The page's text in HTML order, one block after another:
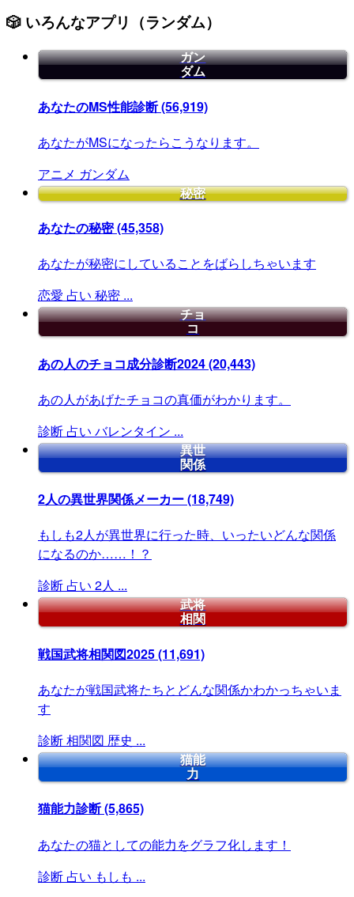
🎲 いろんなアプリ（ランダム）
ガン
ダム
あなたのMS性能診断(56,919)
あなたがMSになったらこうなります。
アニメ ガンダム
秘密
あなたの秘密(45,358)
あなたが秘密にしていることをばらしちゃいます
恋愛 占い 秘密 ...
チョ
コ
あの人のチョコ成分診断2024(20,443)
あの人があげたチョコの真価がわかります。
診断 占い バレンタイン ...
異世
関係
2人の異世界関係メーカー(18,749)
もしも2人が異世界に行った時、いったいどんな関係
になるのか……！？
診断 占い 2人 ...
武将
相関
戦国武将相関図2025(11,691)
あなたが戦国武将たちとどんな関係かわかっちゃいま
す
診断相関図 歴史 ...
猫能
力
猫能力診断(5,865)
あなたの猫としての能力をグラフ化します！
診断 占い もしも ...